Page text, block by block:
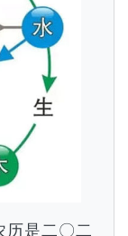
是二〇二